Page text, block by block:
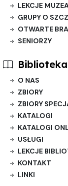
LEKCJE
GRUPY O
OTWARTE
SENIORZY
O NAS
ZBIORY
ZBIORY
KATALOGI
KATALOGI
USŁUGI
LEKCJE
KONTAKT
LINKI